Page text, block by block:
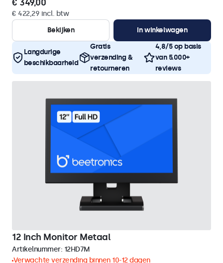
€ 349,00
€ 422,29 incl. btw
Bekijken
In winkelwagen
Langdurige
beschikbaarheid
Gratis
verzending &
retourneren
4,8/5 op basis
van 5.000+
reviews
12 Inch Monitor Metaal
Artikelnummer: 12HD7M
Verwachte verzending binnen 10-12 dagen